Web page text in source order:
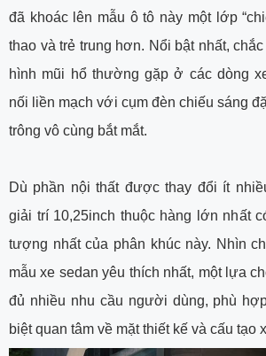
đã khoác lên mẫu ô tô này một lớp
thao và trẻ trung hơn. Nổi bật nhất,
hình mũi hổ thường gặp ở các dòng
nối liền mạch với cụm đèn chiếu sáng
trông vô cùng bắt mắt.
Dù phần nội thất được thay đổi ít
giải trí 10,25inch thuộc hàng lớn nhất
tượng nhất của phân khúc này. Nhìn
mẫu xe sedan yêu thích nhất, một lựa
đủ nhiều nhu cầu người dùng, phù
biệt quan tâm về mặt thiết kế và cấu tạo